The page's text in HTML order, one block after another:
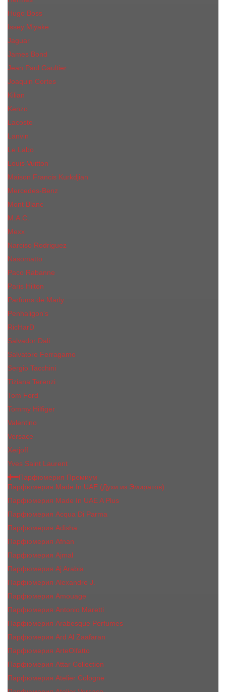
Hugo Boss
Issey Miyake
Jaguar
James Bond
Jean Paul Gaultier
Joaquin Сortes
Kilian
Kenzo
Lacoste
Lanvin
Le Labo
Louis Vuitton
Maison Francis Kurkdjian
Mercedes-Benz
Mont Blanc
M.А.C.
Mexx
Narciso Rodriguez
Nasomatto
Paco Rabanne
Paris Hilton
Parfums de Marly
Penhaligon​'s
RicHarD
Salvador Dali
Salvatore Ferragamo
Sergio Tacchini
Tiziana Terenzi
Tom Ford
Tommy Hilfiger
Valentino
Versace
Xerjoff
Yves Saint Laurent
Парфюмерия Премиум
Парфюмерия Made In UAE (Духи из Эмиратов)
Парфюмерия Made In UAE A Plus
Парфюмерия Acqua Di Parma
Парфюмерия Adisha
Парфюмерия Afnan
Парфюмерия Ajmal
Парфюмерия Aj Arabia
Парфюмерия Alexandre J.
Парфюмерия Amouage
Парфюмерия Antonio Maretti
Парфюмерия Arabesque Perfumes
Парфюмерия Ard Al Zaafaran
Парфюмерия ArteOlfatto
Парфюмерия Attar Collection
Парфюмерия Atelier Cologne